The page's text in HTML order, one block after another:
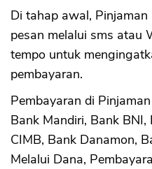
Di tahap awal,
pesan melalui sms atau
tempo untuk
pembayaran.
Pembayaran di
Bank Mandiri, Bank
CIMB, Bank Danamon,
Melalui Dana,